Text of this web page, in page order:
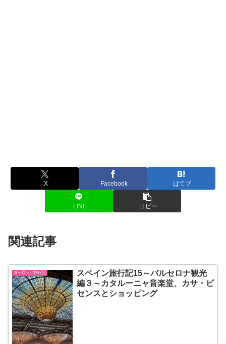
X Facebook はてブ
LINE コピー
関連記事
ヨーロッパ旅行記
スペイン旅行記15～バルセロナ観光
編３～カタルーニャ音楽堂、カサ・ビ
センスとショッピング